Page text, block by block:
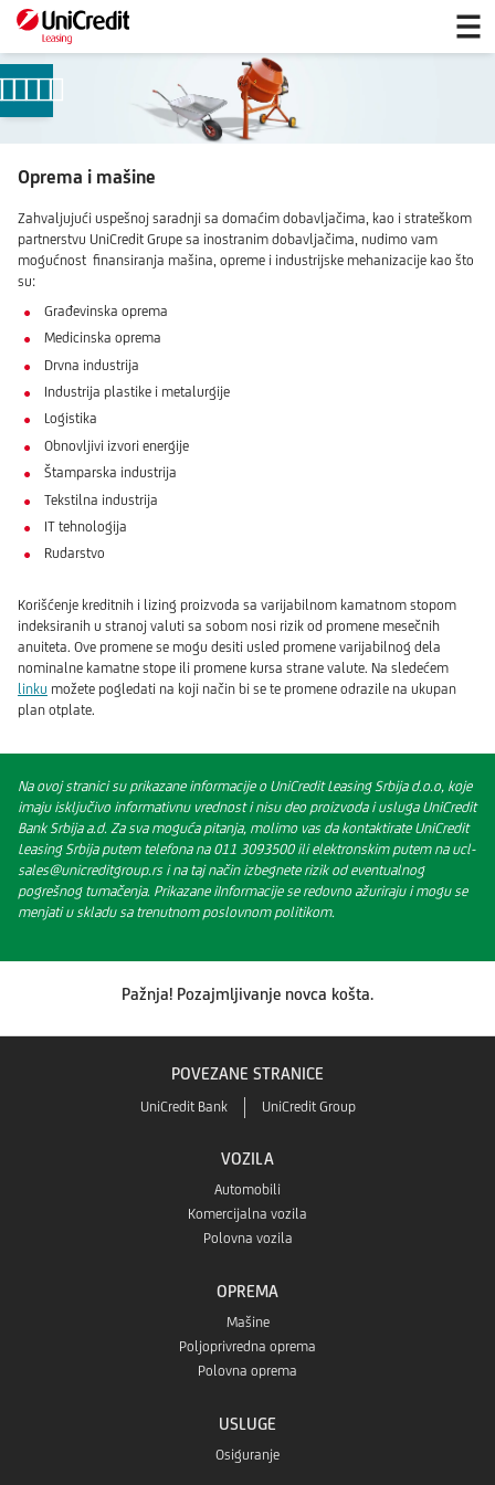
Mašine
Oprema i mašine
Zahvaljujući uspešnoj saradnji sa domaćim dobavljačima, kao i strateškom
partnerstvu UniCredit Grupe sa inostranim dobavljačima, nudimo vam
mogućnost finansiranja mašina, opreme i industrijske mehanizacije kao što
su:
Građevinska oprema
Medicinska oprema
Drvna industrija
Industrija plastike i metalurgije
Logistika
Obnovljivi izvori energije
Štamparska industrija
Tekstilna industrija
IT tehnologija
Rudarstvo
Korišćenje kreditnih i lizing proizvoda sa varijabilnom kamatnom stopom
indeksiranih u stranoj valuti sa sobom nosi rizik od promene mesečnih
anuiteta. Ove promene se mogu desiti usled promene varijabilnog dela
nominalne kamatne stope ili promene kursa strane valute. Na sledećem
linku možete pogledati na koji način bi se te promene odrazile na ukupan
plan otplate.
Na ovoj stranici su prikazane informacije o UniCredit Leasing Srbija d.o.o, koje
imaju isključivo informativnu vrednost i nisu deo proizvoda i usluga UniCredit
Bank Srbija a.d. Za sva moguća pitanja, molimo vas da kontaktirate UniCredit
Leasing Srbija putem telefona na 011 3093500 ili elektronskim putem na ucl-
sales@unicreditgroup.rs i na taj način izbegnete rizik od eventualnog
pogrešnog tumačenja. Prikazane iInformacije se redovno ažuriraju i mogu se
menjati u skladu sa trenutnom poslovnom politikom.
Pažnja! Pozajmljivanje novca košta.
POVEZANE STRANICE
UniCredit Bank UniCredit Group
VOZILA
Automobili
Komercijalna vozila
Polovna vozila
OPREMA
Mašine
Poljoprivredna oprema
Polovna oprema
USLUGE
Osiguranje